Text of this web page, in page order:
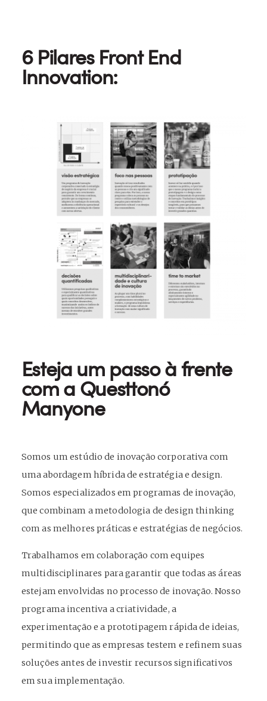
6 Pilares Front End
Innovation:
Esteja um passo à frente
com a Questtonó
Manyone
Somos um estúdio de inovação corporativa com
uma abordagem híbrida de estratégia e design.
Somos especializados em programas de inovação,
que combinam a metodologia de design thinking
com as melhores práticas e estratégias de negócios.
Trabalhamos em colaboração com equipes
multidisciplinares para garantir que todas as áreas
estejam envolvidas no processo de inovação.Nosso
programa incentiva a criatividade, a
experimentação e a prototipagem rápida de ideias,
permitindo que as empresas testem e refinem suas
soluções antes de investir recursos significativos
em sua implementação.